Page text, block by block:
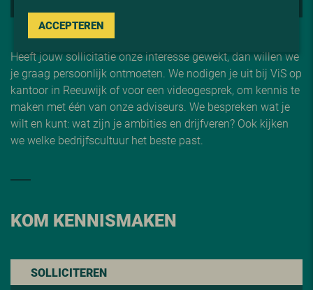
Heeft jouw sollicitatie onze interesse gewekt, dan willen we
je graag persoonlijk ontmoeten. We nodigen je uit bij ViS op
kantoor in Reeuwijk of voor een videogesprek, om kennis te
maken met één van onze adviseurs. We bespreken wat je
wilt en kunt: wat zijn je ambities en drijfveren? Ook kijken
we welke bedrijfscultuur het beste past.
KOM KENNISMAKEN
SOLLICITEREN
ACCEPTEREN